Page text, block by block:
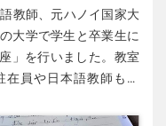
ジットカードの存在を
でクレジットカードを
今回は、ゆうちょ銀行
を作ってください」と
教師、元ハノイ国家大
」を行いました。教室
員や日本語教師も座